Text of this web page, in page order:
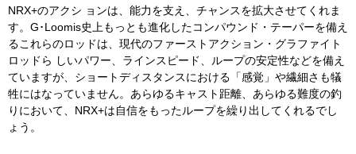
NRX+のアクシ ョンは、能力を支え、チャンスを拡大させてくれま
す。G･Loomis史上もっとも進化したコンパウンド・テーパーを備え
るこれらのロッドは、現代のファーストアクション・グラファイト
ロッドら しいパワー、ラインスピード、ループの安定性などを備え
ていますが、ショートディスタンスにおける「感覚」や繊細さも犠
牲にはなっていません。あらゆるキャスト距離、あらゆる難度の釣
りにおいて、NRX+は自信をもったループを繰り出してくれるでし
ょう。